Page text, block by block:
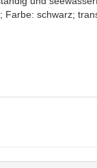
schwarz;